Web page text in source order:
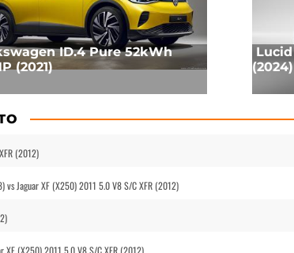
ID.4 Pure 52kWh
(2021)
(2024)
(2012)
Jaguar XF (X250) 2011 5.0 V8 S/C XFR (2012)